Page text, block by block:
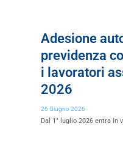
Adesione
previdenza
i lavoratori
2026
26 Giugno 2026
Dal 1° luglio 2026 entra in